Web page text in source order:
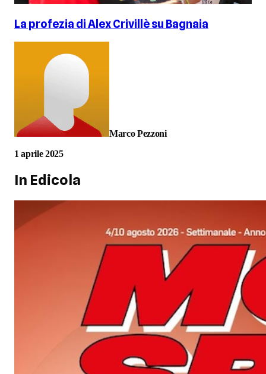
La profezia di Alex Crivillè su Bagnaia
Marco Pezzoni
1 aprile 2025
In Edicola